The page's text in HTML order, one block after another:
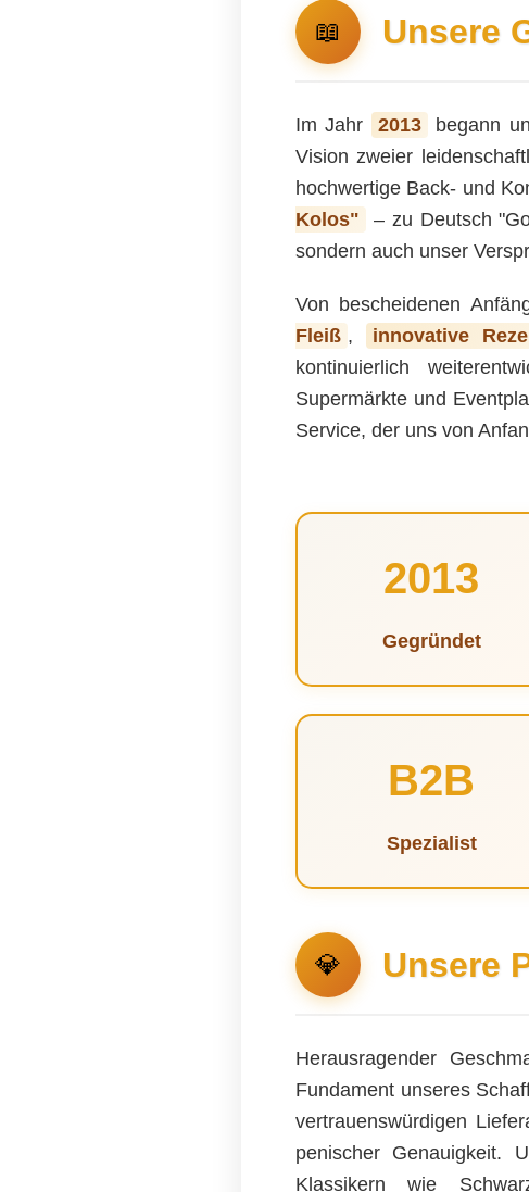
📖 Unsere
Im Jahr 2013 begann
Vision zweier
hochwertige Back- und
Kolos"
– zu Deutsch
sondern auch unser
Von bescheidenen
Fleiß , innovative
kontinuierlich
Supermärkte und
Service, der uns von
2013
Gegründet
B2B
Spezialist
💎 Unsere
Herausragender
Fundament unseres
vertrauenswürdigen
penischer Genauigkeit.
Klassikern wie